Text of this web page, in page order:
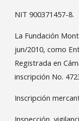
NIT 900371457-8.
La Fundación
jun/2010, como
Registrada en
inscripción No.
Inscripción
Inspección,